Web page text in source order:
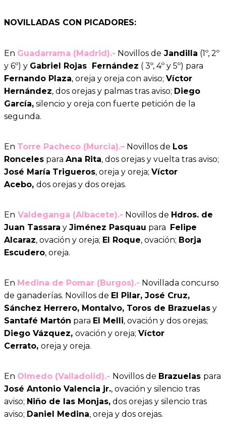
NOVILLADAS CON PICADORES:
En Guadarrama (Madrid).- Novillos de Jandilla (1º, 2º
y 6º) y Gabriel Rojas Fernández ( 3º, 4º y 5º) para
Fernando Plaza, oreja y oreja con aviso; Víctor
Hernández, dos orejas y palmas tras aviso; Diego
García, silencio y oreja con fuerte petición de la
segunda.
En Torre Pacheco (Murcia).– Novillos de Los
Ronceles para Ana Rita, dos orejas y vuelta tras aviso;
José María Trigueros, oreja y oreja; Víctor
Acebo, dos orejas y dos orejas.
En Valdeganga (Albacete).- Novillos de Hdros. de
Juan Tassara y Jiménez Pasquau para Felipe
Alcaraz, ovación y oreja; El Roque, ovación; Borja
Escudero, oreja.
En Medina de Pomar (Burgos).- Novillada concurso
de ganaderías. Novillos de El Pilar, José Cruz,
Sánchez Herrero, Montalvo, Toros de Brazuelas y
Santafé Martón para El Melli, ovación y dos orejas;
Diego Vázquez, ovación y oreja; Víctor
Cerrato, oreja y oreja.
En Olmedo (Valladolid).- Novillos de Brazuelas para
José Antonio Valencia jr., ovación y silencio tras
aviso; Niño de las Monjas, dos orejas y silencio tras
aviso; Daniel Medina, oreja y dos orejas.